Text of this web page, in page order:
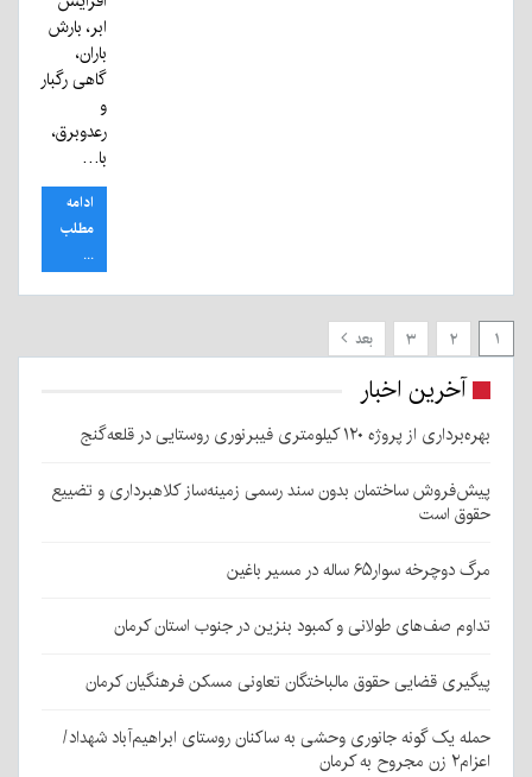
ابر، بارش
باران،
گاهی رگبار
و
رعدوبرق،
با…
ادامه
مطلب
...
۱ ۲ ۳ بعد
آخرین اخبار
بهره‌برداری از پروژه ۱۲۰ کیلومتری فیبرنوری روستایی در قلعه‌گنج
پیش‌فروش ساختمان بدون سند رسمی زمینه‌ساز کلاهبرداری و تضییع
حقوق است
مرگ دوچرخه سوار۶۵ ساله در مسیر باغین
تداوم صف‌های طولانی و کمبود بنزین در جنوب استان کرمان
پیگیری قضایی حقوق مالباختگان تعاونی مسکن فرهنگیان کرمان
حمله یک گونه جانوری وحشی به ساکنان روستای ابراهیم‌آباد شهداد/
اعزام۲ زن مجروح به کرمان